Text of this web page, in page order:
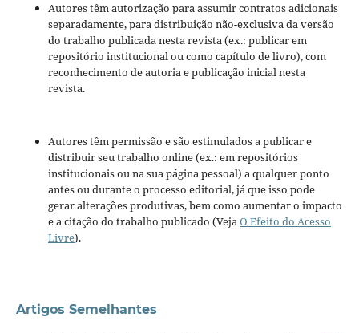
Autores têm autorização para assumir contratos adicionais
separadamente, para distribuição não-exclusiva da versão
do trabalho publicada nesta revista (ex.: publicar em
repositório institucional ou como capítulo de livro), com
reconhecimento de autoria e publicação inicial nesta
revista.
Autores têm permissão e são estimulados a publicar e
distribuir seu trabalho online (ex.: em repositórios
institucionais ou na sua página pessoal) a qualquer ponto
antes ou durante o processo editorial, já que isso pode
gerar alterações produtivas, bem como aumentar o impacto
e a citação do trabalho publicado (VejaO Efeito do Acesso
Livre).
Artigos Semelhantes